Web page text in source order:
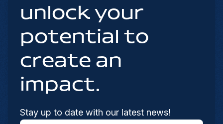
unlock your
potential to
create an
impact.
Stay up to date with our latest news!